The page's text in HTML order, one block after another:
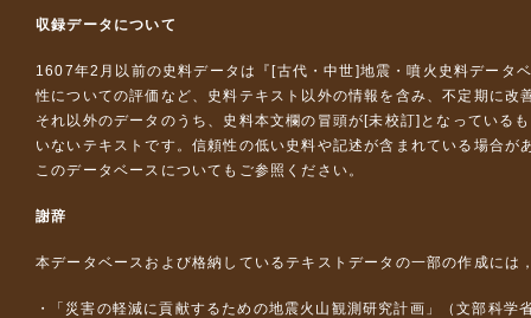
収録データについて
1607年2月以前の史料データは『 [古代・中世]地震・噴火史料データ
性についての評価など、史料テキスト以外の情報を含み、不定期に改
それ以外のデータのうち、史料本文欄の冒頭が[未校訂]となっている
いないテキストです。信頼性の低い史料や記述が含まれている場合が
このデータベースについて もご参照ください。
謝辞
本データベースおよび格納しているテキストデータの一部の作成には
「災害の軽減に貢献するための地震火山観測研究計画」（文部科学